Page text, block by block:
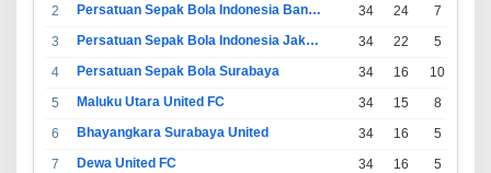
2
Persatuan Sepak Bola Indonesia Bandung 34 24 7
3
Persatuan Sepak Bola Indonesia Jakarta 34 22 5
4
Persatuan Sepak Bola Surabaya 34 16 10
5
Maluku Utara United FC 34 15 8
6
Bhayangkara Surabaya United 34 16 5
7
Dewa United FC 34 16 5